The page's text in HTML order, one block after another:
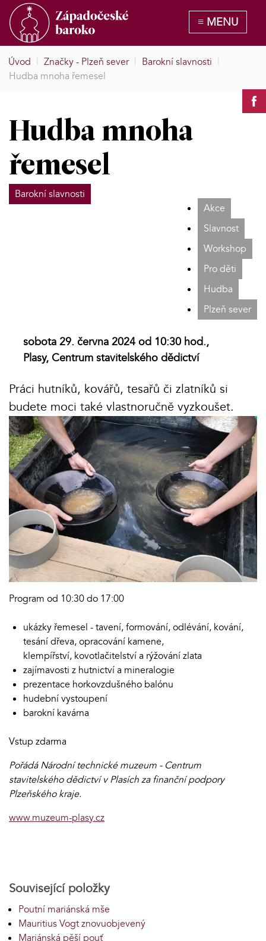
Úvod | Značky - Plzeň sever | Barokní slavnosti |
Hudba mnoha řemesel
Hudba mnoha
řemesel
Barokní slavnosti
Akce
Slavnost
Workshop
Pro děti
Hudba
Plzeň sever
sobota 29. června 2024 od 10:30 hod.,
Plasy, Centrum stavitelského dědictví
Práci hutníků, kovářů, tesařů či zlatníků si
budete moci také vlastnoručně vyzkoušet.
Program od 10:30 do 17:00
ukázky řemesel - tavení, formování, odlévání, kování,
tesání dřeva, opracování kamene,
klempířství, kovotlačitelství a rýžování zlata
zajímavosti z hutnictví a mineralogie
prezentace horkovzdušného balónu
hudební vystoupení
barokní kavárna
Vstup zdarma
Pořádá Národní technické muzeum - Centrum
stavitelského dědictví v Plasích za finanční podpory
Plzeňského kraje.
www.muzeum-plasy.cz
Související položky
Poutní mariánská mše
Mauritius Vogt znovuobjevený
Mariánská pěší pouť